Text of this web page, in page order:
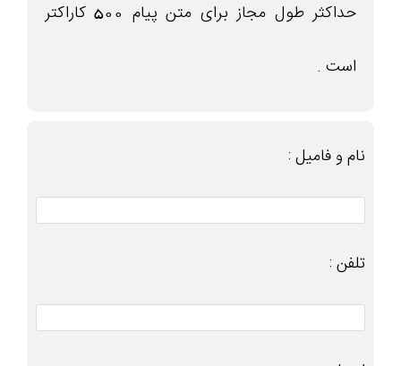
حداکثر طول مجاز برای متن پیام 500 کاراکتر
است .
نام و فامیل :
تلفن :